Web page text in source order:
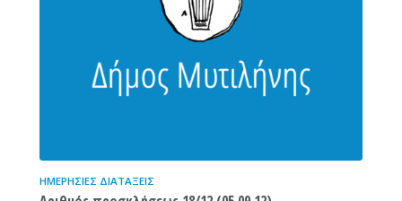
ΗΜΕΡΉΣΙΕΣ ΔΙΑΤΆΞΕΙΣ